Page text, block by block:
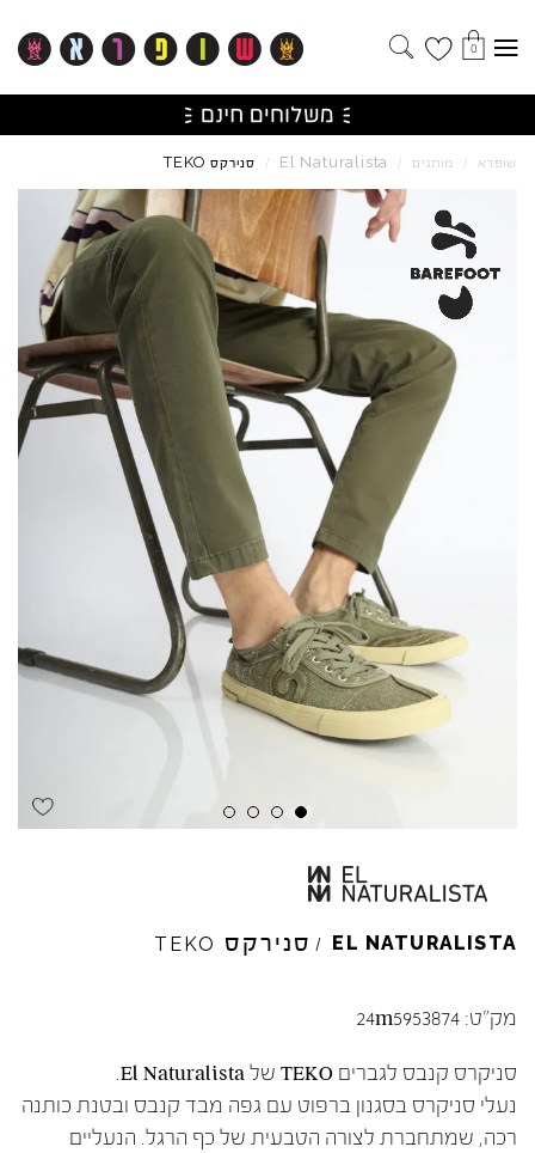
0
שופרא / מותגים /
El Naturalista
/ סנירקס TEKO
EL NATURALISTA
/ סנירקס TEKO
מק"ט: 24m5953874
סניקרס קנבס לגברים TEKO של El Naturalista.
נעלי סניקרס בסגנון ברפוט עם גפה מבד קנבס ובטנת כותנה
רכה, שמתחברת לצורה הטבעית של כף הרגל. הנעליים